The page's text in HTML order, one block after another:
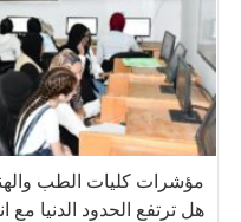
هل ترتفع الحدود الدنيا مع